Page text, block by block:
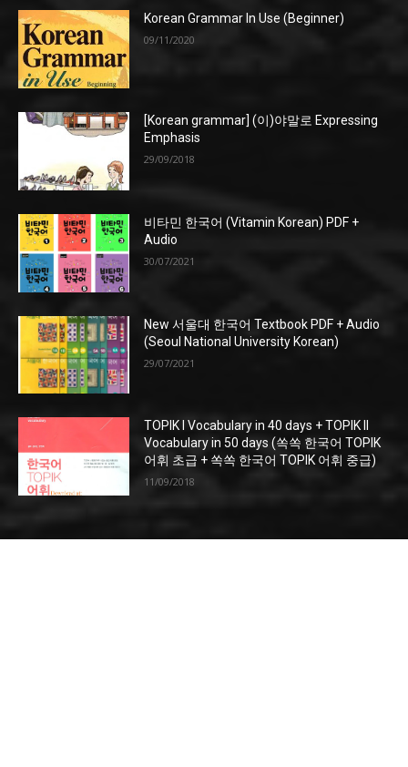
Korean Grammar In Use (Beginner)
09/11/2020
[Korean grammar] (이)야말로 Expressing
Emphasis
29/09/2018
비타민 한국어 (Vitamin Korean) PDF +
Audio
30/07/2021
New 서울대 한국어 Textbook PDF + Audio
(Seoul National University Korean)
29/07/2021
TOPIK I Vocabulary in 40 days + TOPIK II
Vocabulary in 50 days (쏙쏙 한국어 TOPIK
어휘 초급 + 쏙쏙 한국어 TOPIK 어휘 중급)
11/09/2018